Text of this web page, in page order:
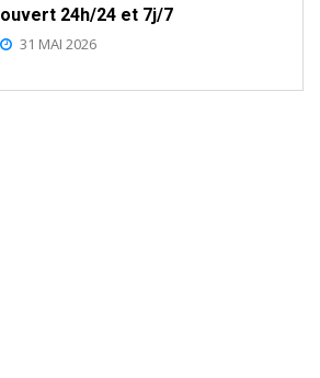
ouvert 24h/24 et 7j/7
31 MAI 2026